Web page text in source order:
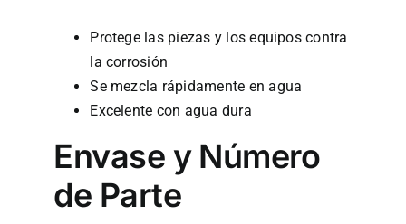
Protege las piezas y los equipos contra
la corrosión
Se mezcla rápidamente en agua
Excelente con agua dura
Envase y Número
de Parte